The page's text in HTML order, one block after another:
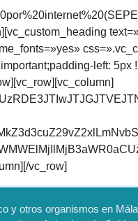
left:
vc_row]
y otros organismos en